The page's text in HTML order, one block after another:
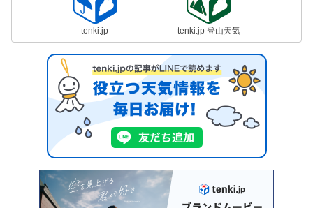
tenki.jp tenki.jp 登山天気